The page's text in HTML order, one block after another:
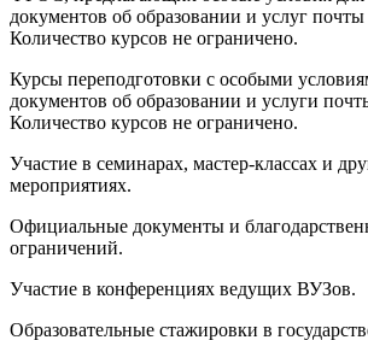
документов об образовании и услуг
Количество курсов не ограничено.
Курсы переподготовки с особыми
документов об образовании и услуги
Количество курсов не ограничено.
Участие в семинарах, мастер-классах и
мероприятиях.
Официальные документы и
ограничений.
Участие в конференциях ведущих ВУЗов.
Образовательные стажировки в